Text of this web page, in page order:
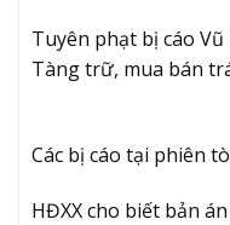
Tuyên phạt bị cáo
Tàng trữ, mua bán
Các bị cáo tại phiên
HĐXX cho biết bản